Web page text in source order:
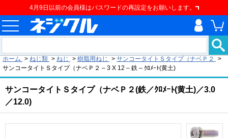
4月9日以前の会員様はパスワードの再設定をお願いします。
ホーム > ねじ類 > ねじ > 樹脂用ねじ > サンコータイトＳタイプ（ナベＰ２
>
サンコータイトＳタイプ（ナベＰ２ – 3 X 12 – 鉄 – ｸﾛﾒｰﾄ(黄土)
サンコータイトＳタイプ（ナベＰ２(鉄／ｸﾛﾒｰﾄ(黄土)／3.0
／12.0)